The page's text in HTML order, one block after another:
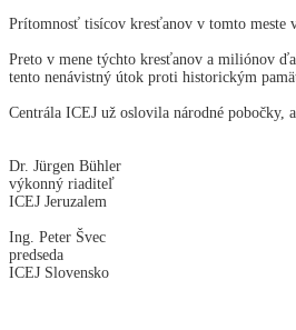
Prítomnosť tisícov kresťanov v tomto meste
Preto v mene týchto kresťanov a miliónov
tento nenávistný útok proti historickým
Centrála ICEJ už oslovila národné pobočky,
Dr. Jürgen Bühler
ICEJ
Ing. Peter Švec
predseda
ICEJ Slovensko